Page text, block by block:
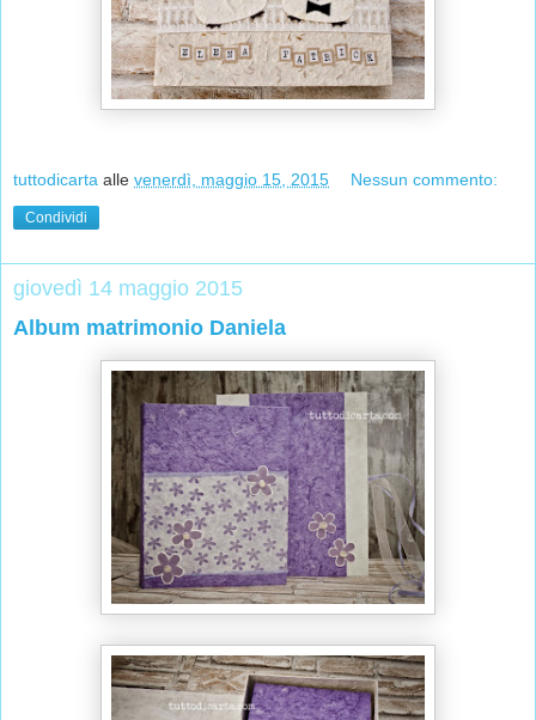
tuttodicarta alle venerdì, maggio 15, 2015 Nessun commento:
Condividi
giovedì 14 maggio 2015
Album matrimonio Daniela